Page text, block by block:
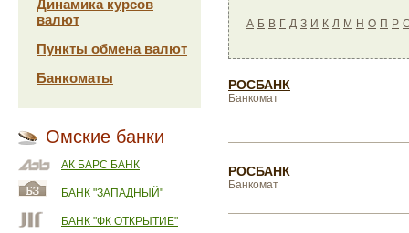
Динамика курсов
валют
Пункты обмена валют
Банкоматы
Омские банки
АК БАРС БАНК
БАНК "ЗАПАДНЫЙ"
БАНК "ФК ОТКРЫТИЕ"
А Б В Г Д З И К Л М Н О П Р
РОСБАНК
Банкомат
РОСБАНК
Банкомат